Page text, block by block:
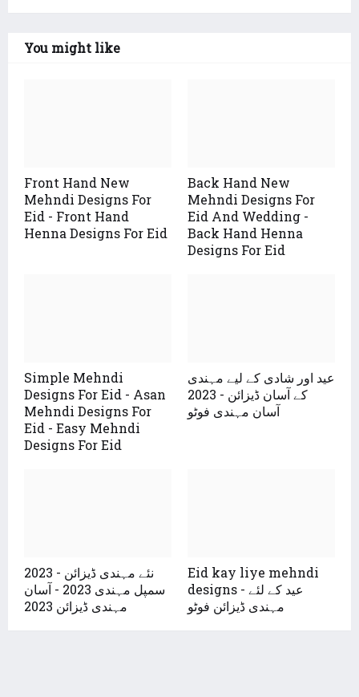
You might like
Front Hand New
Mehndi Designs For
Eid - Front Hand
Henna Designs For Eid
Back Hand New
Mehndi Designs For
Eid And Wedding -
Back Hand Henna
Designs For Eid
Simple Mehndi
Designs For Eid - Asan
Mehndi Designs For
Eid - Easy Mehndi
Designs For Eid
عید اور شادی کے لیے مہندی
کے آسان ڈیزائن - 2023
آسان مہندی فوٹو
2023 نئے مہندی ڈیزائن -
سمپل مہندی 2023 - آسان
مہندی ڈیزائن 2023
Eid kay liye mehndi
designs - عید کے لئے
مہندی ڈیزائن فوٹو